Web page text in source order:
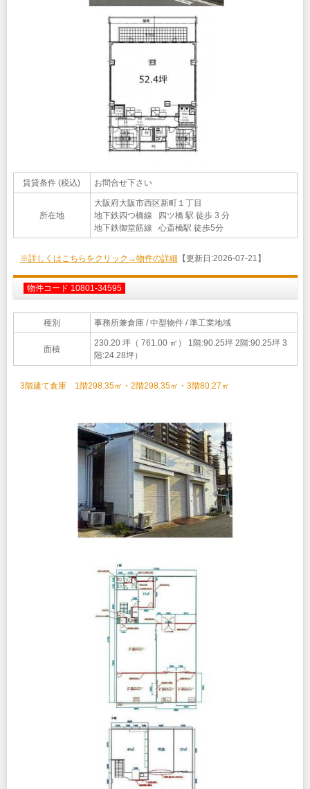
賃貸条件 (税込) お問合せ下さい
所在地
大阪府大阪市西区新町１丁目
地下鉄四つ橋線 四ツ橋 駅 徒歩 3 分
地下鉄御堂筋線 心斎橋駅 徒歩5分
※詳しくはこちらをクリック→物件の詳細 【更新日:2026-07-21】
物件コード 10801-34595
種別 事務所兼倉庫 / 中型物件 / 準工業地域
面積
230.20 坪（ 761.00 ㎡）
1階:90.25坪 2階:90.25坪 3
階:24.28坪）
3階建て倉庫 1階298.35㎡・2階298.35㎡・3階80.27㎡